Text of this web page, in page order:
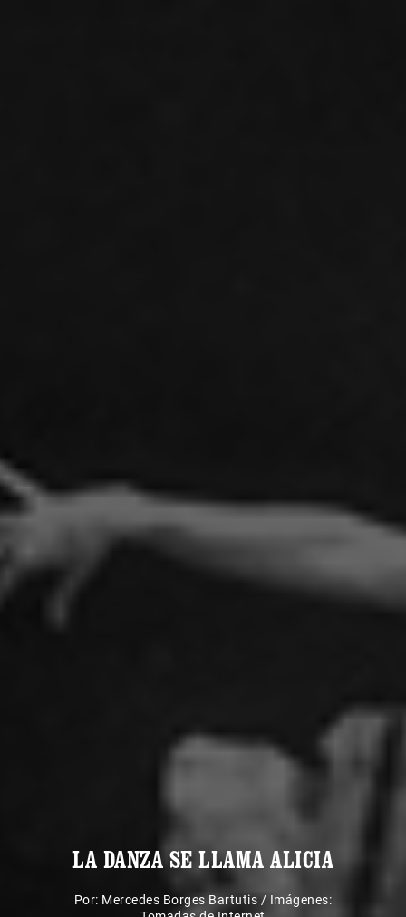
LA DANZA SE LLAMA ALICIA
Por: Mercedes Borges Bartutis / Imágenes: